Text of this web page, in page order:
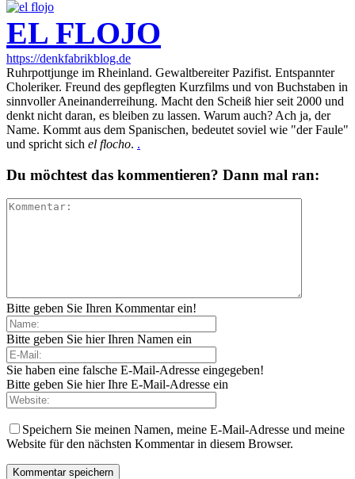
EL FLOJO
https://denkfabrikblog.de
Ruhrpottjunge im Rheinland. Gewaltbereiter Pazifist. Entspannter
Choleriker. Freund des gepflegten Kurzfilms und von Buchstaben in
sinnvoller Aneinanderreihung. Macht den Scheiß hier seit 2000 und
denkt nicht daran, es bleiben zu lassen. Warum auch? Ach ja, der
Name. Kommt aus dem Spanischen, bedeutet soviel wie "der Faule"
und spricht sich el flocho. .
Du möchtest das kommentieren? Dann mal ran:
Bitte geben Sie Ihren Kommentar ein!
Bitte geben Sie hier Ihren Namen ein
Sie haben eine falsche E-Mail-Adresse eingegeben!
Bitte geben Sie hier Ihre E-Mail-Adresse ein
Speichern Sie meinen Namen, meine E-Mail-Adresse und meine
Website für den nächsten Kommentar in diesem Browser.